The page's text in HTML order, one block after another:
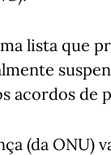
lista que
acordos de
(da ONU)